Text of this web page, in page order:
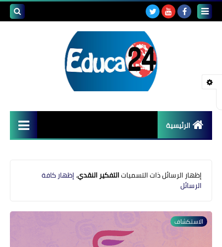
الرئيسية
قضايا تربوية
مشاكل التعليم
منوعات إخبارية
‏إظهار الرسائل ذات التسمياتالتفكير النقدي.إظهار كافة
الرسائل
الاستكشاف